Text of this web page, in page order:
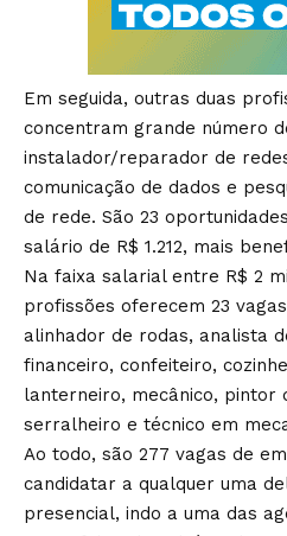
Em seguida, outras duas
concentram grande número
instalador/reparador de
comunicação de dados e
de rede. São 23
salário de R$ 1.212, mais
Na faixa salarial entre R$ 2
profissões oferecem 23
alinhador de rodas, analista
financeiro, confeiteiro,
lanterneiro, mecânico, pintor
serralheiro e técnico em
Ao todo, são 277 vagas de
candidatar a qualquer uma
presencial, indo a uma das